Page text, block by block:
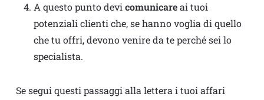
A questo punto devicomunicareai tuoi
potenziali clienti che, se hanno voglia di quello
che tu offri, devono venire da te perché sei lo
specialista.
Se segui questi passaggi alla lettera i tuoi affari